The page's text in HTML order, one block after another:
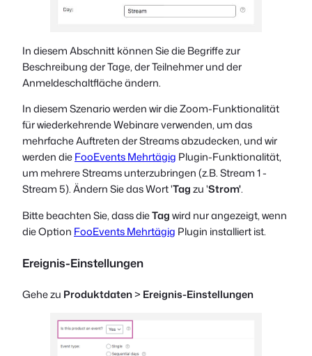
In diesem Abschnitt können Sie die Begriffe zur
Beschreibung der Tage, der Teilnehmer und der
Anmeldeschaltfläche ändern.
In diesem Szenario werden wir die Zoom-Funktionalität
für wiederkehrende Webinare verwenden, um das
mehrfache Auftreten der Streams abzudecken, und wir
werden dieFooEvents Mehrtägig Plugin-Funktionalität,
um mehrere Streams unterzubringen (z.B. Stream 1 -
Stream 5). Ändern Sie das Wort 'Tagzu 'Strom'.
Bitte beachten Sie, dass dieTagwird nur angezeigt, wenn
die Option FooEvents Mehrtägig Plugin installiert ist.
Ereignis-Einstellungen
Gehe zu Produktdaten> Ereignis-Einstellungen